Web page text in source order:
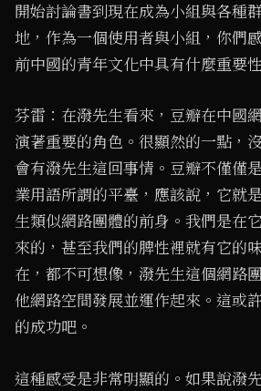
開始討論書到現在成為小組與各種
地，作為一個使用者與小組，你們
前中國的青年文化中具有什麼重要
芬雷：在潑先生看來，豆瓣在中國
演著重要的角色。很顯然的一點，
會有潑先生這回事情。豆瓣不僅僅
業用語所謂的平臺，應該說，它就
生類似網路團體的前身。我們是在
來的，甚至我們的脾性裡就有它的
在，都不可想像，潑先生這個網路
他網路空間發展並運作起來。這或
的成功吧。
這種感受是非常明顯的。如果說潑